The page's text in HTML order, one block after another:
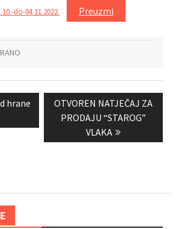
do-04.11.2022. Preuzmi
hrane
Next
post:
OTVOREN NATJEČAJ ZA
PRODAJU “STAROG”
VLAKA